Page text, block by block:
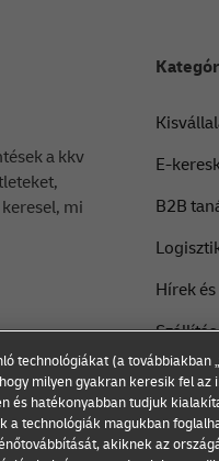
a kkv
mi
E-
B2B
Hírek
technológiákat (a továbbiakban
milyen gyakran keresik fel
és hatékonyabban tudjuk
a technológiák magukban
akiknek az